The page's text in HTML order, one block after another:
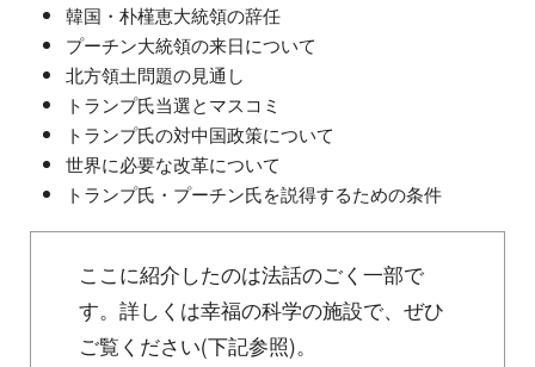
韓国・朴槿恵大統領の辞任
プーチン大統領の来日について
北方領土問題の見通し
トランプ氏当選とマスコミ
トランプ氏の対中国政策について
世界に必要な改革について
トランプ氏・プーチン氏を説得するための条件
ここに紹介したのは法話のごく一部で
す。詳しくは幸福の科学の施設で、ぜひ
ご覧ください(下記参照)。